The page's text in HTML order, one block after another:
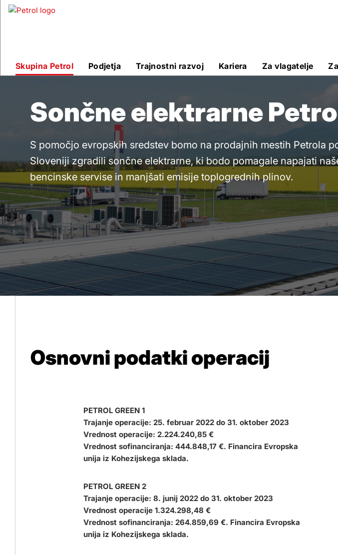
Sončne
elektrarne
Petrol
Green
1
Skupina Petrol Podjetja Trajnostni razvoj Kariera Za vlagatelje
Sončne elektrarne
S pomočjo evropskih sredstev bomo na prodajnih mestih Petrola
Sloveniji zgradili sončne elektrarne, ki bodo pomagale napajati
bencinske servise in manjšati emisije toplogrednih plinov.
Osnovni podatki operacij
PETROL GREEN 1
Trajanje operacije: 25. februar 2022 do 31. oktober 2023
Vrednost operacije: 2.224.240,85 €
Vrednost sofinanciranja: 444.848,17 €. Financira Evropska
unija iz Kohezijskega sklada.
PETROL GREEN 2
Trajanje operacije: 8. junij 2022 do 31. oktober 2023
Vrednost operacije 1.324.298,48 €
Vrednost sofinanciranja: 264.859,69 €. Financira Evropska
unija iz Kohezijskega sklada.